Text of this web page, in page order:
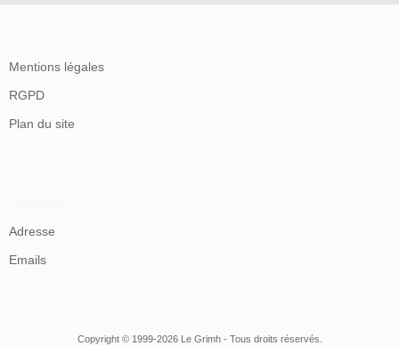
Mentions légales
RGPD
Plan du site
Adresse
Emails
Copyright © 1999-2026 Le Grimh - Tous droits réservés.